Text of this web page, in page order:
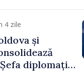
Igor
noul șef al
4 zile
și
diplomației